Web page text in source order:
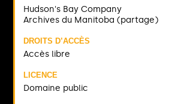
Hudson's Bay Company
Archives du Manitoba (partage)
DROITS D’ACCÈS
Accès libre
LICENCE
Domaine public